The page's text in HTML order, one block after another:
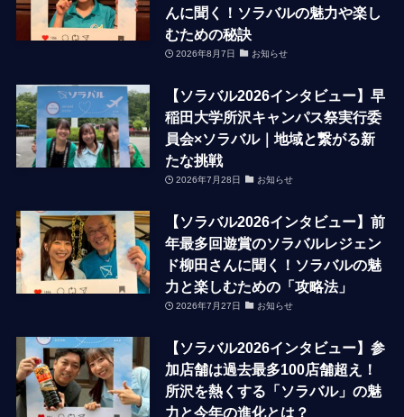
んに聞く！ソラバルの魅力や楽し
むための秘訣
2026年8月7日 お知らせ
【ソラバル2026インタビュー】早
稲田大学所沢キャンパス祭実行委
員会×ソラバル｜地域と繋がる新
たな挑戦
2026年7月28日 お知らせ
【ソラバル2026インタビュー】前
年最多回遊賞のソラバルレジェン
ド柳田さんに聞く！ソラバルの魅
力と楽しむための「攻略法」
2026年7月27日 お知らせ
【ソラバル2026インタビュー】参
加店舗は過去最多100店舗超え！
所沢を熱くする「ソラバル」の魅
力と今年の進化とは？